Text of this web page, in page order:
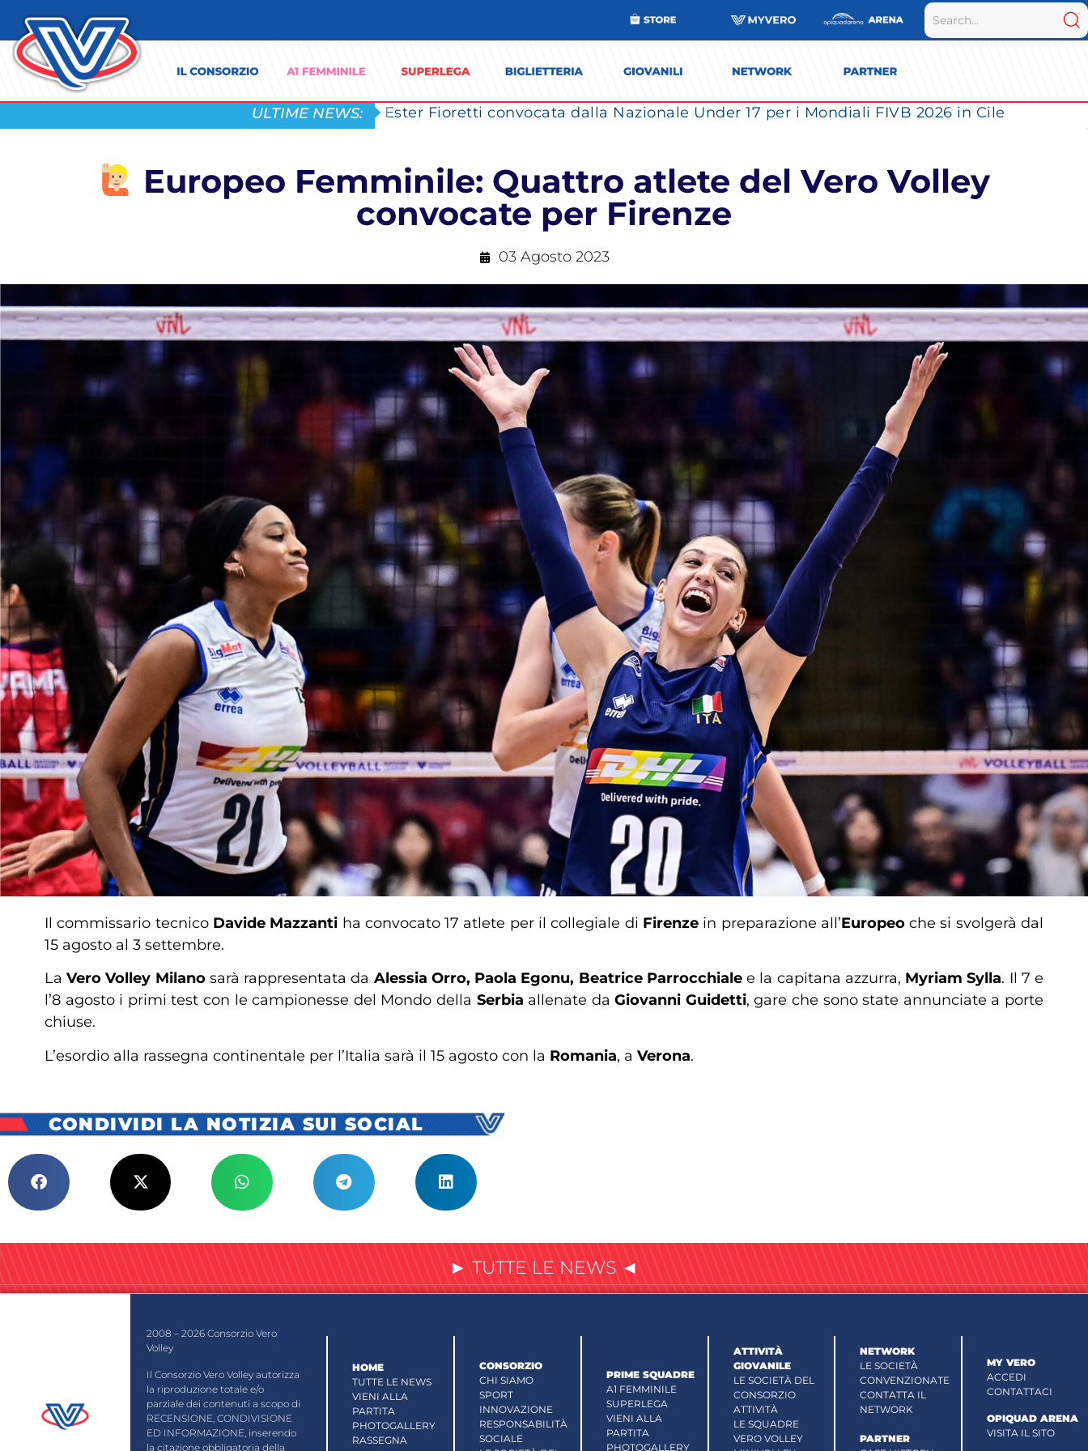
ULTIME NEWS: Ester Fioretti convocata dalla Nazionale Under 17 per i Mondiali FIVB 2026 in Cile
Europeo Femminile: Quattro atlete del Vero Volley
convocate per Firenze
03 Agosto 2023
Il commissario tecnico Davide Mazzanti ha convocato 17 atlete per il collegiale di Firenzein preparazione all’Europeoche si svolgerà dal
15 agosto al 3 settembre.
LaVero Volley Milanosarà rappresentata da Alessia Orro, Paola Egonu, Beatrice Parrocchialee la capitana azzurra, Myriam Sylla. Il 7 e
l’8 agosto i primi test con le campionesse del Mondo della Serbia allenate daGiovanni Guidetti, gare che sono state annunciate a porte
chiuse.
L’esordio alla rassegna continentale per l’Italia sarà il 15 agosto con la Romania, a Verona.
CONDIVIDI LA NOTIZIA SUI SOCIAL
► TUTTE LE NEWS ◄
2008 – 2026 Consorzio Vero
Volley
Il Consorzio Vero Volley autorizza
la riproduzione totale e/o
parziale dei contenuti a scopo di
RECENSIONE, CONDIVISIONE
ED INFORMAZIONE, inserendo
la citazione obbligatoria della
HOME
TUTTE LE NEWS
VIENI ALLA
PARTITA
PHOTOGALLERY
RASSEGNA
CONSORZIO
CHI SIAMO
SPORT
INNOVAZIONE
RESPONSABILITÀ
SOCIALE
PRIME SQUADRE
A1 FEMMINILE
SUPERLEGA
VIENI ALLA
PARTITA
PHOTOGALLERY
ATTIVITÀ
GIOVANILE
LE SOCIETÀ DEL
CONSORZIO
ATTIVITÀ
LE SQUADRE
VERO VOLLEY
NETWORK
LE SOCIETÀ
CONVENZIONATE
CONTATTA IL
NETWORK
PARTNER
MY VERO
ACCEDI
CONTATTACI
OPIQUAD ARENA
VISITA IL SITO